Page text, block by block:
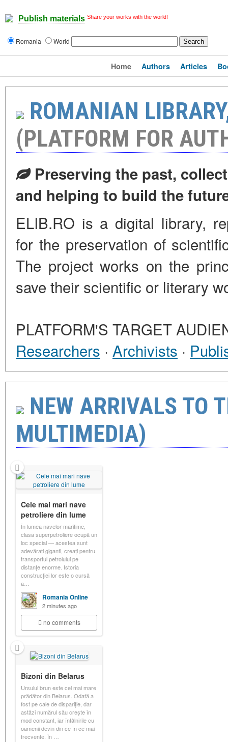
Publish materials Share your works with the world!
Romania World
Home Authors Articles
ROMANIAN
(PLATFORM FOR
Preserving the past,
and helping to build the
ELIB.RO is a digital library,
for the preservation of
The project works on the
save their scientific or literary
PLATFORM'S TARGET
Researchers · Archivists ·
NEW ARRIVALS TO
MULTIMEDIA)
Cele mai mari nave
petroliere din lume
În lumea navelor maritime,
clasa superpetroliere ocupă un
loc special — acestea sunt
adevărați giganti, creați pentru
transportul petrolului pe
distanțe enorme. Istoria
construcției lor este o cursă
a…
Romania Online
2 minutes ago
no comments
Bizoni din Belarus
Ursulul brun este cel mai mare
prădător din Belarus. Odată a
fost pe cale de dispariție, dar
astăzi numărul său crește în
mod constant, iar întâlnirile cu
oamenii devin din ce în ce mai
frecvente. În …